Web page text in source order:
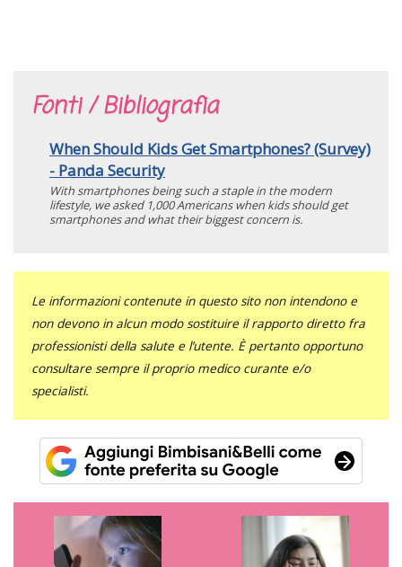
Fonti / Bibliografia
When Should Kids Get Smartphones? (Survey)
- Panda Security
With smartphones being such a staple in the modern
lifestyle, we asked 1,000 Americans when kids should get
smartphones and what their biggest concern is.
Le informazioni contenute in questo sito non intendono e
non devono in alcun modo sostituire il rapporto diretto fra
professionisti della salute e l’utente. È pertanto opportuno
consultare sempre il proprio medico curante e/o
specialisti.